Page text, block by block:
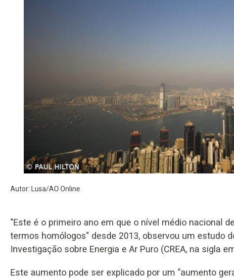
Autor: Lusa/AO Online
"Este é o primeiro ano em que o nível médio nacional
termos homólogos" desde 2013, observou um estudo
Investigação sobre Energia e Ar Puro (CREA, na sigla
Este aumento pode ser explicado por um "aumento